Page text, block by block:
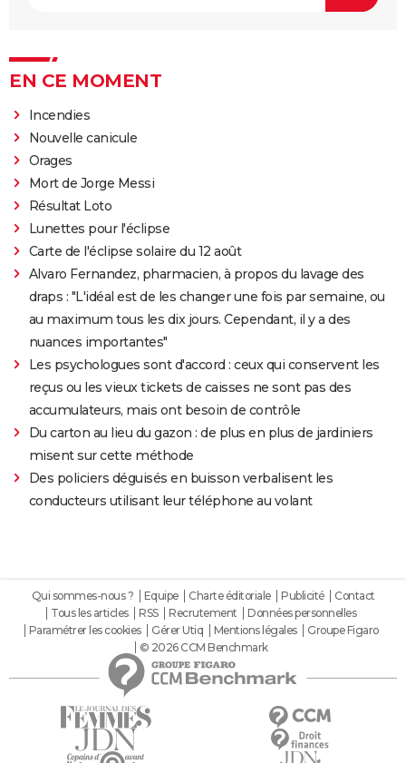
EN CE MOMENT
Incendies
Nouvelle canicule
Orages
Mort de Jorge Messi
Résultat Loto
Lunettes pour l'éclipse
Carte de l'éclipse solaire du 12 août
Alvaro Fernandez, pharmacien, à propos du lavage des
draps : "L'idéal est de les changer une fois par semaine, ou
au maximum tous les dix jours. Cependant, il y a des
nuances importantes"
Les psychologues sont d'accord : ceux qui conservent les
reçus ou les vieux tickets de caisses ne sont pas des
accumulateurs, mais ont besoin de contrôle
Du carton au lieu du gazon : de plus en plus de jardiniers
misent sur cette méthode
Des policiers déguisés en buisson verbalisent les
conducteurs utilisant leur téléphone au volant
Qui sommes-nous ? Equipe Charte éditoriale Publicité
Contact
Tous les articles
RSS Recrutement
Données personnelles
Paramétrer les cookies
Gérer Utiq Mentions légales
Groupe Figaro
© 2026 CCM Benchmark